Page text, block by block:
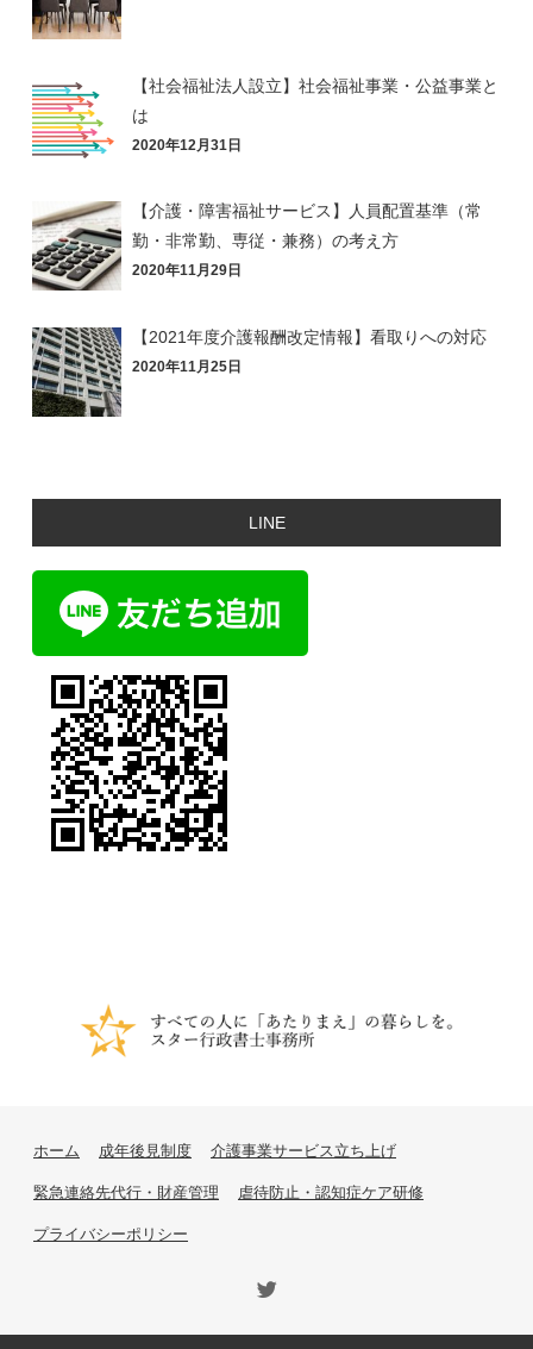
【社会福祉法人設立】社会福祉事業・公益事業と
は
2020年12月31日
【介護・障害福祉サービス】人員配置基準（常
勤・非常勤、専従・兼務）の考え方
2020年11月29日
【2021年度介護報酬改定情報】看取りへの対応
2020年11月25日
LINE
ホーム 成年後見制度 介護事業サービス立ち上げ
緊急連絡先代行・財産管理 虐待防止・認知症ケア研修
プライバシーポリシー